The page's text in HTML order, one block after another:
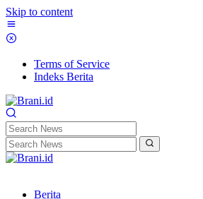
Skip to content
Terms of Service
Indeks Berita
Berita